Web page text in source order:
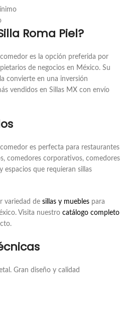
Roma Piel?
es la opción preferida por
de negocios en México. Su
convierte en una inversión
vendidos en Sillas MX con envío
es perfecta para restaurantes
comedores corporativos, comedores
espacios que requieran sillas
variedad de sillas y muebles para
Visita nuestro catálogo completo
Gran diseño y calidad